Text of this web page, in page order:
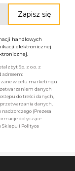
handlowych
elektronicznej
Sp. z o.o. z
adresem:
w celu marketingu
danych
do treści danych,
danych,
(Prezesa
dotyczące
i Polityce